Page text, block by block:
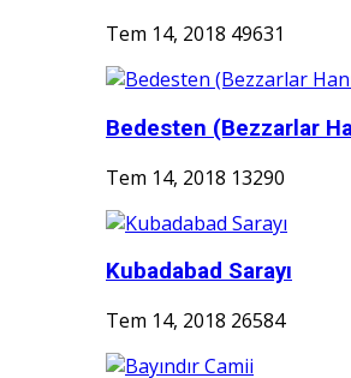
Tem 14, 2018 49631
Bedesten (Bezzarlar
Tem 14, 2018 13290
Kubadabad Sarayı
Tem 14, 2018 26584